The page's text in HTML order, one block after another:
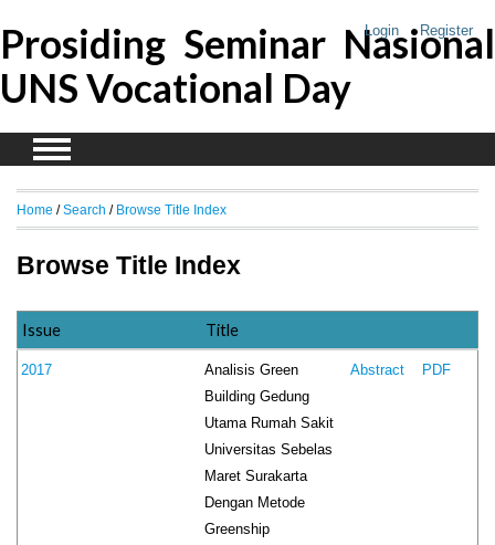
Login Register
Prosiding Seminar Nasional
UNS Vocational Day
Home / Search / Browse Title Index
Browse Title Index
Issue Title
2017
Analisis Green
Building Gedung
Utama Rumah Sakit
Universitas Sebelas
Maret Surakarta
Dengan Metode
Greenship
Abstract PDF